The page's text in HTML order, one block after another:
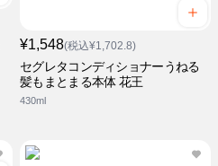
¥1,548(税込¥1,702.8)
セグレタコンディショナーうねる
髪もまとまる本体 花王
430ml